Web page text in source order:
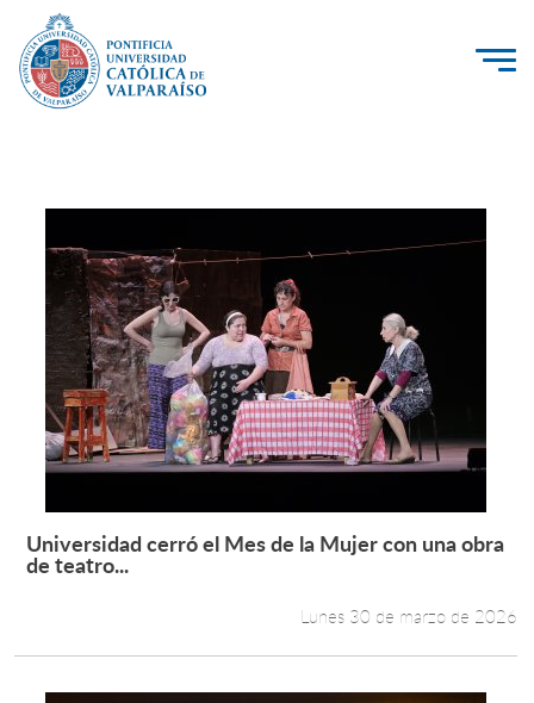
PUCV Internacional
Vinculación con el Medio
Admisión
Pregrado
Postgrado
Formación Continua
Funcionarios
Leer más +
Universidad cerró el Mes de la Mujer con una obra
de teatro...
Lunes 30 de marzo de 2026